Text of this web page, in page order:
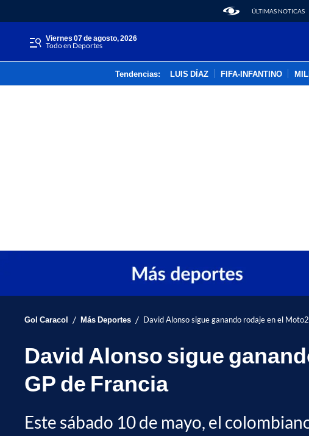
ÚLTIMAS NOTICAS
viernes 07 de agosto, 2026
Todo en Deportes
Tendencias: LUIS DÍAZ FIFA-INFANTINO
Gol Caracol / Más Deportes / David Alonso sigue ganando rodaje en el
David Alonso sigue
GP de Francia
Este sábado 10 de mayo, el